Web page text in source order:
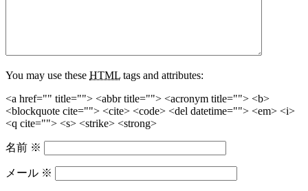
You may use these HTML tags and attributes:
<a href="" title=""> <abbr title=""> <acronym title=""> <b>
<blockquote cite=""> <cite> <code> <del datetime=""> <em> <i>
<q cite=""> <s> <strike> <strong>
名前 ※
メール ※